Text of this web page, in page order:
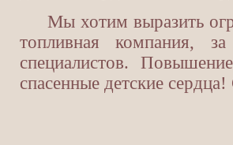
Мы хотим выразить
топливная компания,
специалистов.
спасенные детские